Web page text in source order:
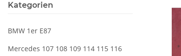
Kategorien
BMW 1er E87
Mercedes 107 108 109 114 115 116